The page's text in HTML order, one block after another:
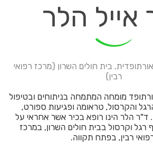
אייל הלר
בית חולים השרון (מרכז רפואי
רבין)
מומחה המתמחה בניתוחים ובטיפול
והקרסול, טראומה ופגיעות ספורט,
ד"ר הלר הינו רופא בכיר אשר אחראי על
רגל וקרסול בבית חולים השרון, במרכז
רבין, בפתח תקווה.